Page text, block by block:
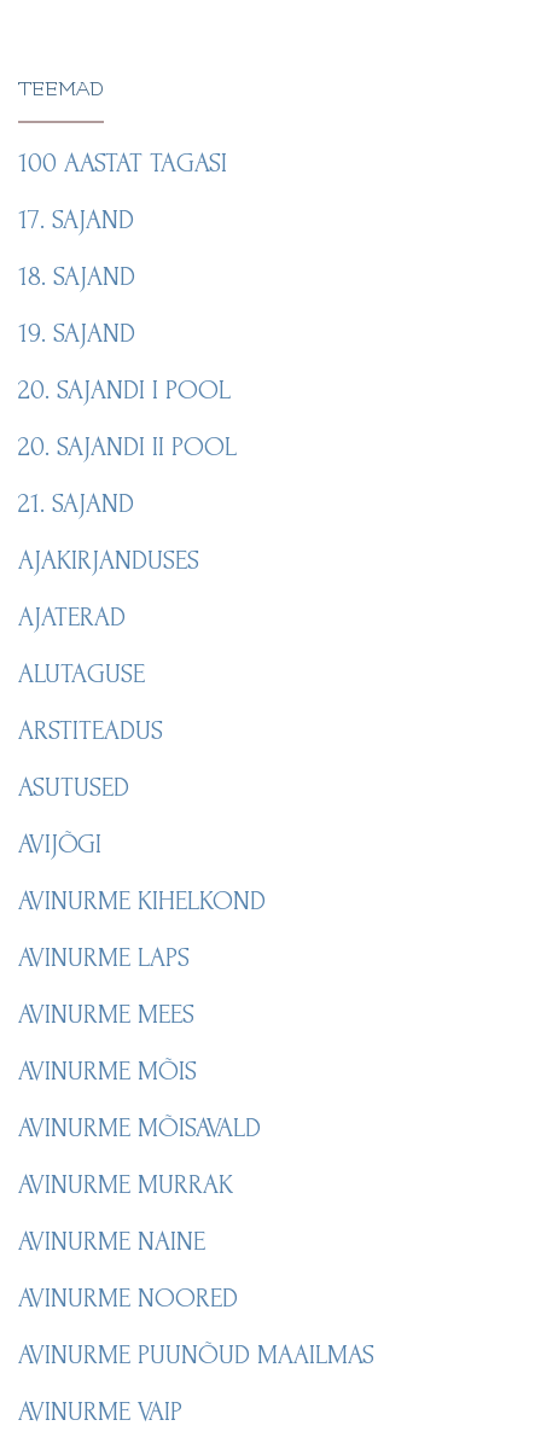
TEEMAD
100 AASTAT TAGASI
17. SAJAND
18. SAJAND
19. SAJAND
20. SAJANDI I POOL
20. SAJANDI II POOL
21. SAJAND
AJAKIRJANDUSES
AJATERAD
ALUTAGUSE
ARSTITEADUS
ASUTUSED
AVIJÕGI
AVINURME KIHELKOND
AVINURME LAPS
AVINURME MEES
AVINURME MÕIS
AVINURME MÕISAVALD
AVINURME MURRAK
AVINURME NAINE
AVINURME NOORED
AVINURME PUUNÕUD MAAILMAS
AVINURME VAIP